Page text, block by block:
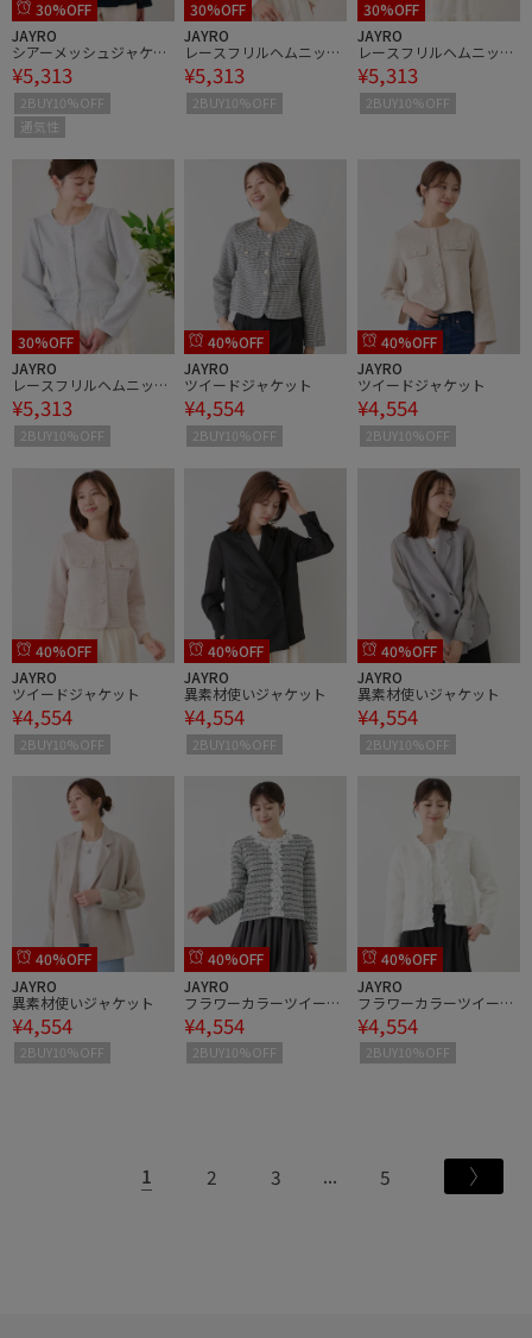
30%OFF
JAYRO
シアーメッシュジャケッ
ト
¥5,313
2BUY10%OFF
通気性
30%OFF
JAYRO
レースフリルヘムニット
ジャケット
¥5,313
2BUY10%OFF
30%OFF
JAYRO
レースフリルヘムニット
ジャケット
¥5,313
2BUY10%OFF
30%OFF
JAYRO
レースフリルヘムニット
ジャケット
¥5,313
2BUY10%OFF
40%OFF
JAYRO
ツイードジャケット
¥4,554
2BUY10%OFF
40%OFF
JAYRO
ツイードジャケット
¥4,554
2BUY10%OFF
40%OFF
JAYRO
ツイードジャケット
¥4,554
2BUY10%OFF
40%OFF
JAYRO
異素材使いジャケット
¥4,554
2BUY10%OFF
40%OFF
JAYRO
異素材使いジャケット
¥4,554
2BUY10%OFF
40%OFF
JAYRO
異素材使いジャケット
¥4,554
2BUY10%OFF
40%OFF
JAYRO
フラワーカラーツイード
ジャケット
¥4,554
2BUY10%OFF
40%OFF
JAYRO
フラワーカラーツイード
ジャケット
¥4,554
2BUY10%OFF
1 2 3 5